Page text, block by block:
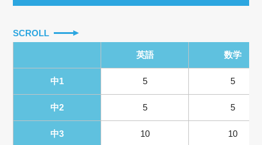
SCROLL
英語 数学
中1 5 5
中2 5 5
中3 10 10